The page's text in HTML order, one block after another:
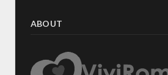
ABOUT